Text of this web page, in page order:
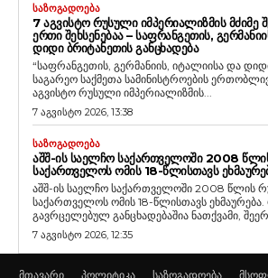
ᲡᲐᲖᲝᲒᲐᲓᲝᲔᲑᲐ
7 ᲐᲒᲕᲘᲡᲢᲝ ᲠᲣᲡᲣᲚᲘ ᲘᲛᲞᲔᲠᲘᲐᲚᲘᲖᲛᲘᲡ ᲛᲫᲘᲛᲔ
ᲔᲠᲗᲘ ᲨᲔᲮᲡᲔᲜᲔᲑᲐᲐ – ᲡᲐᲤᲠᲐᲜᲒᲔᲗᲘᲡ,
ᲓᲘᲓᲘ ᲑᲠᲘᲢᲐᲜᲔᲗᲘᲡ ᲒᲐᲜᲪᲮᲐᲓᲔᲑᲐ
“საფრანგეთის, გერმანიის, იტალიისა და
საგარეო საქმეთა სამინისტროების
აგვისტო რუსული იმპერიალიზმის...
7 აგვისტო 2026, 13:38
ᲡᲐᲖᲝᲒᲐᲓᲝᲔᲑᲐ
ᲐᲨᲨ-ᲘᲡ ᲡᲐᲔᲚᲩᲝ ᲡᲐᲥᲐᲠᲗᲕᲔᲚᲝᲨᲘ 2008
ᲡᲐᲥᲐᲠᲗᲕᲔᲚᲝᲡ ᲝᲛᲘᲡ 18-ᲬᲚᲘᲡᲗᲐᲕᲡ
აშშ-ის საელჩო საქართველოში 2008 წლის
საქართველოს ომის 18-წლისთავს ეხმაურება. როგორც მათ მიერ
გავრცელებულ განცხადებაშია ნათქვამი,
7 აგვისტო 2026, 12:35
მთავარი პოლიტიკა საზოგადოება